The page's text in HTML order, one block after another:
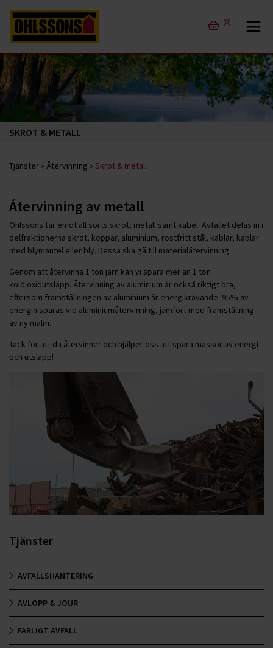
(0)
SKROT & METALL
Tjänster » Återvinning » Skrot & metall
Återvinning av metall
Ohlssons tar emot all sorts skrot, metall samt kabel. Avfallet delas in i
delfraktionerna skrot, koppar, aluminium, rostfritt stål, kablar, kablar
med blymantel eller bly. Dessa ska gå till materialåtervinning.
Genom att återvinna 1 ton järn kan vi spara mer än 1 ton
koldioxidutsläpp. Återvinning av aluminium är också riktigt bra,
eftersom framställningen av aluminium är energikrävande. 95% av
energin sparas vid aluminiumåtervinning, jämfört med framställning
av ny malm.
Tack för att du återvinner och hjälper oss att spara massor av energi
och utsläpp!
Tjänster
AVFALLSHANTERING
AVLOPP & JOUR
FARLIGT AVFALL